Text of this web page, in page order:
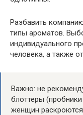
Разбавить
типы ароматов.
индивидуального
человека, а также
Важно: не
блоттеры
женщин